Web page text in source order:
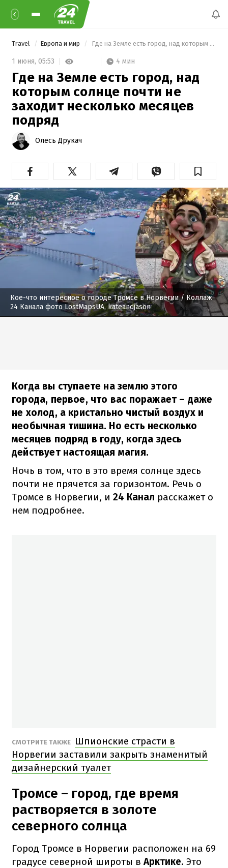
Travel Европа и мир Где на Земле есть город, над которым солнце почти не заходит несколько месяцев подряд
1 июня, 05:53 4 мин
Где на Земле есть город, над
которым солнце почти не
заходит несколько месяцев
подряд
Олесь Друкач
Кое-что интересное о городе Тромсе в Норвегии/ Коллаж
24 Канала фото LostMapsUA, kateandjason
Когда вы ступаете на землю этого
города, первое, что вас поражает – даже
не холод, а кристально чистый воздух и
необычная тишина. Но есть несколько
месяцев подряд в году, когда здесь
действует настоящая магия.
Ночь в том, что в это время солнце здесь
почти не прячется за горизонтом. Речь о
Тромсе в Норвегии, и 24 Канал расскажет о
нем подробнее.
СМОТРИТЕ ТАКЖЕ
Шпионские страсти в
Норвегии заставили закрыть знаменитый
дизайнерский туалет
Тромсе – город, где время
растворяется в золоте
северного солнца
Город Тромсе в Норвегии расположен на 69
градусе северной широты в Арктике. Это